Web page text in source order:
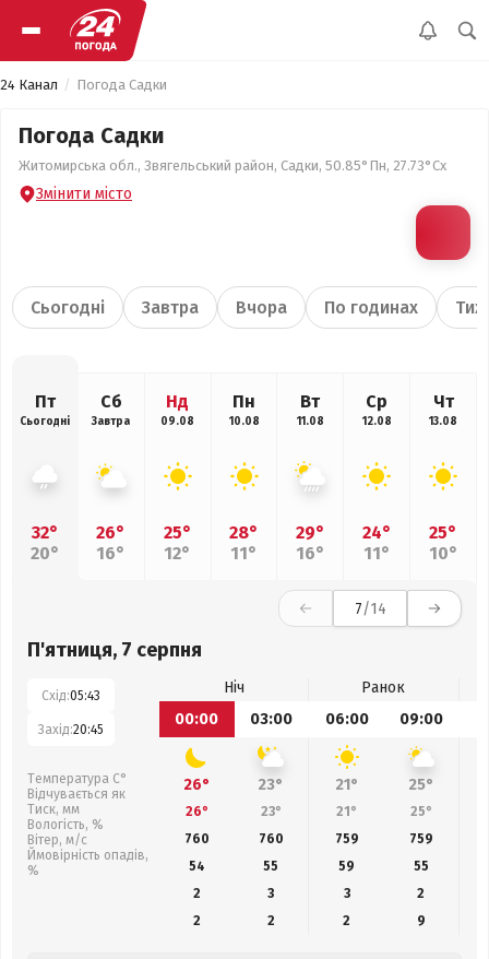
24 Канал Погода Садки
Погода Садки
Житомирська обл., Звягельський район, Садки, 50.85°Пн, 27.73°Сх
Змінити місто
Сьогодні Завтра Вчора По годинах
Пт
Сьогодні
32°
20°
Сб
Завтра
26°
16°
Нд
09.08
25°
12°
Пн
10.08
28°
11°
Вт
11.08
29°
16°
Ср
12.08
24°
11°
Чт
13.08
25°
10°
7/14
П'ятниця, 7 серпня
Схід:05:43
Захід:20:45
Температура С°
Відчувається як
Тиск, мм
Вологість, %
Вітер, м/с
Ймовірність опадів,
%
Ніч
Ранок
00:00
03:00 06:00 09:00
26° 23° 21° 25°
26° 23° 21° 25°
760
760 759 759
54
55 59
55
2
3 3
2
2
2 2 9